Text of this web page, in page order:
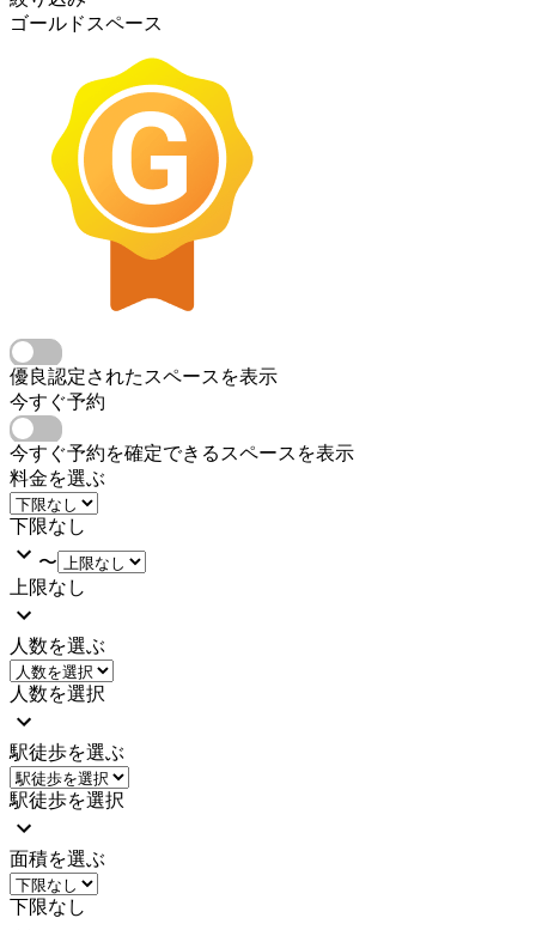
ゴールドスペース
優良認定されたスペースを表示
今すぐ予約
今すぐ予約を確定できるスペースを表示
料金を選ぶ
下限なし
〜
上限なし
人数を選ぶ
人数を選択
駅徒歩を選ぶ
駅徒歩を選択
面積を選ぶ
下限なし